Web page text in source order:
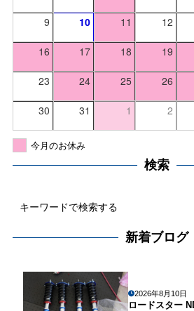
9 10 11 12
16 17 18 19
23 24 25 26
30 31 1 2
今月のお休み
検索
新着ブログ
2026年8月10日
ロードスター